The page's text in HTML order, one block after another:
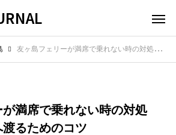
友ヶ島フェリーが満席で乗れない時の対処法！確実に島へ渡るためのコツ
満席で乗れない時の対処
るためのコツ